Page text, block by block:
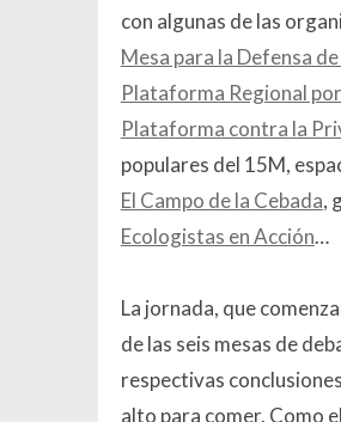
con algunas de las
Mesa para la Defensa
Plataforma Regional
Plataforma contra la
populares del 15M,
El Campo de la Cebada,
Ecologistas en Acción…
La jornada, que
de las seis mesas de
respectivas
alto para comer. Como